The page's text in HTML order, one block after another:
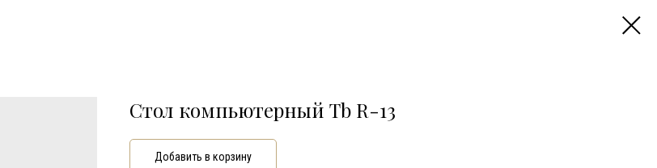
Стол компьютерный Tb R-13
Добавить в корзину